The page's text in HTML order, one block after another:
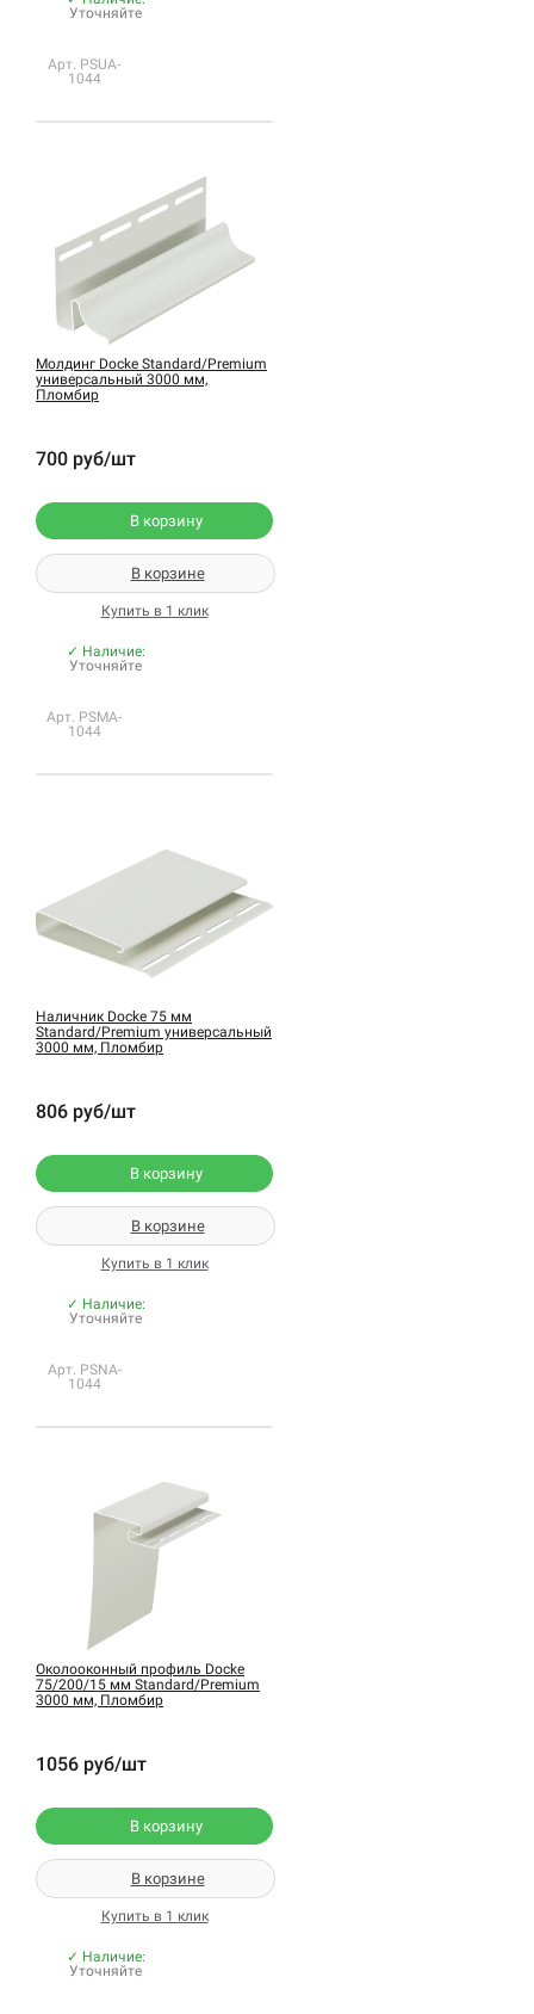
Уточняйте
Арт. PSUA-
1044
Молдинг Docke Standard/Premium
универсальный 3000 мм,
Пломбир
700 руб/шт
В корзину
В корзине
Купить в 1 клик
✓ Наличие:
Уточняйте
Арт. PSMA-
1044
Наличник Docke 75 мм
Standard/Premium универсальный
3000 мм, Пломбир
806 руб/шт
В корзину
В корзине
Купить в 1 клик
✓ Наличие:
Уточняйте
Арт. PSNA-
1044
Околооконный профиль Docke
75/200/15 мм Standard/Premium
3000 мм, Пломбир
1056 руб/шт
В корзину
В корзине
Купить в 1 клик
✓ Наличие:
Уточняйте